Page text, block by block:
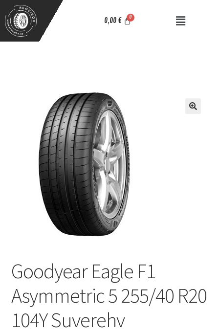
0,00 €
Goodyear Eagle F1
Asymmetric 5 255/40 R20
104Y Suverehv